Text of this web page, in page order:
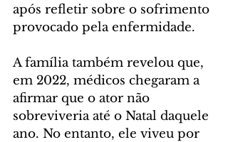
após refletir sobre o sofrimento
provocado pela enfermidade.
A família também revelou que,
em 2022, médicos chegaram a
afirmar que o ator não
sobreviveria até o Natal daquele
ano. No entanto, ele viveu por